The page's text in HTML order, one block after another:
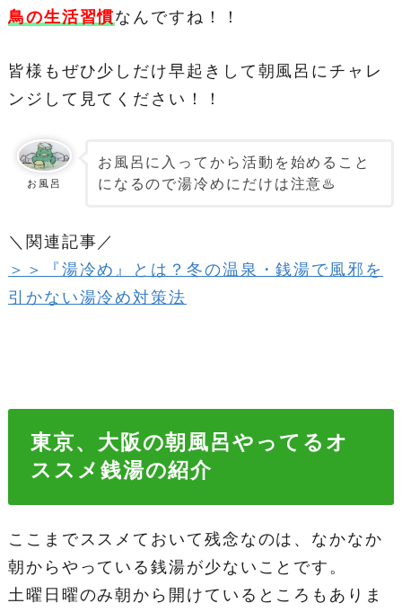
鳥の生活習慣なんですね！！
皆様もぜひ少しだけ早起きして朝風呂にチャレ
ンジして見てください！！
お風呂
お風呂に入ってから活動を始めること
になるので湯冷めにだけは注意♨️
＼関連記事／
＞＞『湯冷め』とは？冬の温泉・銭湯で風邪を
引かない湯冷め対策法
東京、大阪の朝風呂やってるオ
ススメ銭湯の紹介
ここまでススメておいて残念なのは、なかなか
朝からやっている銭湯が少ないことです。
土曜日曜のみ朝から開けているところもありま